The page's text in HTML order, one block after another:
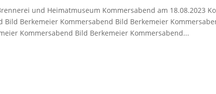
und Heimatmuseum Kommersabend am 18.08.2023
Bild Berkemeier Kommersabend Bild Berkemeier
Kommersabend Bild Berkemeier Kommersabend...